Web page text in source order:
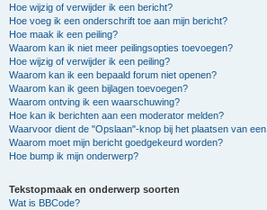
Hoe wijzig of verwijder ik een bericht?
Hoe voeg ik een onderschrift toe aan mijn bericht?
Hoe maak ik een peiling?
Waarom kan ik niet meer peilingsopties toevoegen?
Hoe wijzig of verwijder ik een peiling?
Waarom kan ik een bepaald forum niet openen?
Waarom kan ik geen bijlagen toevoegen?
Waarom ontving ik een waarschuwing?
Hoe kan ik berichten aan een moderator melden?
Waarvoor dient de "Opslaan"-knop bij het plaatsen van
Waarom moet mijn bericht goedgekeurd worden?
Hoe bump ik mijn onderwerp?
Tekstopmaak en onderwerp soorten
Wat is BBCode?